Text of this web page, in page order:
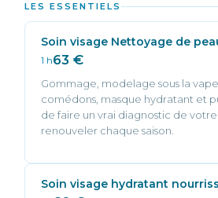
LES ESSENTIELS
Soin visage Nettoyage de
1 h63 €
Gommage, modelage sous la
comédons, masque hydratant et
de faire un vrai diagnostic de
renouveler chaque saison.
Soin visage hydratant